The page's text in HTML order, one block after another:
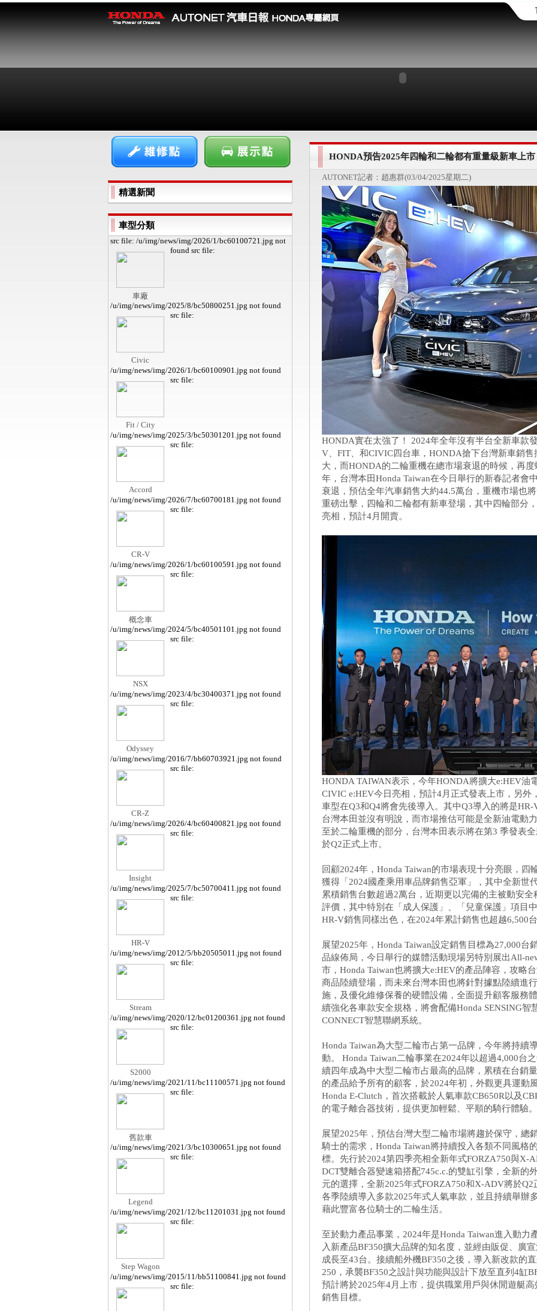
精選新聞
車型分類
src file: /u/img/news/img/2026/1/bc60100721.jpg not
found
車廠
src file:
/u/img/news/img/2025/8/bc50800251.jpg not found
Civic
src file:
/u/img/news/img/2026/1/bc60100901.jpg not found
Fit / City
src file:
/u/img/news/img/2025/3/bc50301201.jpg not found
Accord
src file:
/u/img/news/img/2026/7/bc60700181.jpg not found
CR-V
src file:
/u/img/news/img/2026/1/bc60100591.jpg not found
概念車
src file:
/u/img/news/img/2024/5/bc40501101.jpg not found
NSX
src file:
/u/img/news/img/2023/4/bc30400371.jpg not found
Odyssey
src file:
/u/img/news/img/2016/7/bb60703921.jpg not found
CR-Z
src file:
/u/img/news/img/2026/4/bc60400821.jpg not found
Insight
src file:
/u/img/news/img/2025/7/bc50700411.jpg not found
HR-V
src file:
/u/img/news/img/2012/5/bb20505011.jpg not found
Stream
src file:
/u/img/news/img/2020/12/bc01200361.jpg not found
S2000
src file:
/u/img/news/img/2021/11/bc11100571.jpg not found
舊款車
src file:
/u/img/news/img/2021/3/bc10300651.jpg not found
Legend
src file:
/u/img/news/img/2021/12/bc11201031.jpg not found
Step Wagon
src file:
/u/img/news/img/2015/11/bb51100841.jpg not found
src file:
HONDA預告2025年四輪和二輪都有重量級新車上
AUTONET記者：趙惠群(03/04/2025星期二)
HONDA實在太強了！ 2024年全年沒有半台全新車款
V、FIT、和CIVIC四台車，HONDA搶下台灣新車銷
大，而HONDA的二輪重機在總市場衰退的時候，再
年，台灣本田Honda Taiwan在今日舉行的新春記者會
衰退，預估全年汽車銷售大約44.5萬台，重機市場也
重磅出擊，四輪和二輪都有新車登場，其中四輪部分
亮相，預計4月開賣。
HONDA TAIWAN表示，今年HONDA將擴大e:HEV油
CIVIC e:HEV今日亮相，預計4月正式發表上市，另外
車型在Q3和Q4將會先後導入。其中Q3導入的將是
台灣本田並沒有明說，而市場推估可能是全新油電動
至於二輪重機的部分，台灣本田表示將在第3 季發表
於Q2正式上市。
回顧2024年，Honda Taiwan的市場表現十分亮眼，四
獲得「2024國產乘用車品牌銷售亞軍」，其中全新世
累積銷售台數超過2萬台，近期更以完備的主被動安
評價，其中特別在「成人保護」、「兒童保護」項目
HR-V銷售同樣出色，在2024年累計銷售也超越6,500
展望2025年，Honda Taiwan設定銷售目標為27,000
品線佈局，今日舉行的媒體活動現場另特別展出All-
市，Honda Taiwan也將擴大e:HEV的產品陣容，攻略
商品陸續登場，而未來台灣本田也將針對據點陸續進
施，及優化維修保養的硬體設備，全面提升顧客服務
續強化各車款安全規格，將會配備Honda SENSING智
CONNECT智慧聯網系統。
Honda Taiwan為大型二輪市占第一品牌，今年將持續
動。 Honda Taiwan二輪事業在2024年以超過4,000台
續四年成為中大型二輪市占最高的品牌，累積在台銷
的產品給予所有的顧客，於2024年初，外觀更具運動
Honda E-Clutch，首次搭載於人氣車款CB650R以及
的電子離合器技術，提供更加輕鬆、平順的騎行體驗。
展望2025年，預估台灣大型二輪市場將趨於保守，總
騎士的需求，Honda Taiwan將持續投入各類不同風格
標。先行於2024第四季亮相全新年式FORZA750與X-
DCT雙離合器變速箱搭配745c.c.的雙缸引擎，全新的
元的選擇，全新2025年式FORZA750和X-ADV將於
各季陸續導入多款2025年式人氣車款，並且持續舉辦
藉此豐富各位騎士的二輪生活。
至於動力產品事業，2024年是Honda Taiwan進入動
入新產品BF350擴大品牌的知名度，並經由販促、廣
成長至43台。接續船外機BF350之後，導入新改款的
250，承襲BF350之設計與功能與設計下放至直列4缸
預計將於2025年4月上市，提供職業用戶與休閒遊艇
銷售目標。